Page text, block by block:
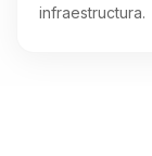
infraestructura.